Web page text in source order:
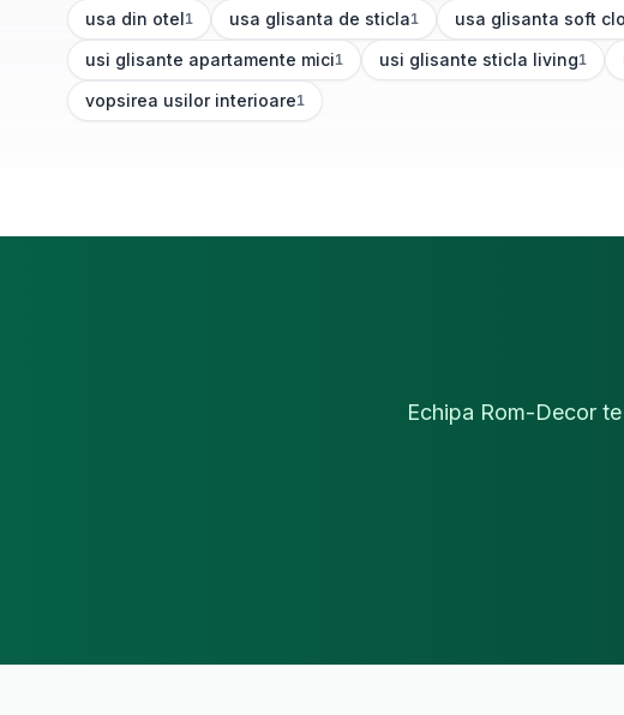
usa din otel
(1articole) 1 usa glisanta de sticla
(1articole) 1 usa glisanta soft
(1articole)
usi glisante apartamente mici
(1articole) 1 usi glisante sticla living
(1articole) 1
vopsirea usilor interioare
(1articole) 1
Echipa Rom-Decor